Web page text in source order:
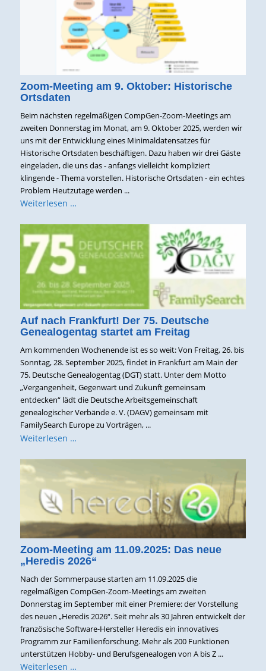
Zoom-Meeting am 9. Oktober: Historische
Ortsdaten
Beim nächsten regelmäßigen CompGen-Zoom-Meetings am
zweiten Donnerstag im Monat, am 9. Oktober 2025, werden wir
uns mit der Entwicklung eines Minimaldatensatzes für
Historische Ortsdaten beschäftigen. Dazu haben wir drei Gäste
eingeladen, die uns das - anfangs vielleicht kompliziert
klingende - Thema vorstellen. Historische Ortsdaten - ein echtes
Problem Heutzutage werden ...
Weiterlesen …
Auf nach Frankfurt! Der 75. Deutsche
Genealogentag startet am Freitag
Am kommenden Wochenende ist es so weit: Von Freitag, 26. bis
Sonntag, 28. September 2025, findet in Frankfurt am Main der
75. Deutsche Genealogentag (DGT) statt. Unter dem Motto
„Vergangenheit, Gegenwart und Zukunft gemeinsam
entdecken“ lädt die Deutsche Arbeitsgemeinschaft
genealogischer Verbände e. V. (DAGV) gemeinsam mit
FamilySearch Europe zu Vorträgen, ...
Weiterlesen …
Zoom-Meeting am 11.09.2025: Das neue
„Heredis 2026“
Nach der Sommerpause starten am 11.09.2025 die
regelmäßigen CompGen-Zoom-Meetings am zweiten
Donnerstag im September mit einer Premiere: der Vorstellung
des neuen „Heredis 2026“. Seit mehr als 30 Jahren entwickelt der
französische Software-Hersteller Heredis ein innovatives
Programm zur Familienforschung. Mehr als 200 Funktionen
unterstützen Hobby- und Berufsgenealogen von A bis Z ...
Weiterlesen …